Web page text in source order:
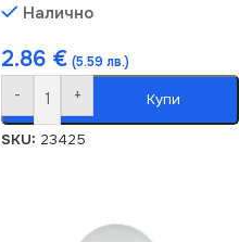
Налично
2.86 € (5.59 лв.)
- + Купи
SKU: 23425